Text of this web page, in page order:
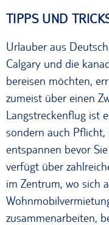
TIPPS UND
Urlauber aus
Calgary und die
bereisen möchten,
zumeist über einen
Langstreckenflug ist
sondern auch Pflicht,
entspannen bevor
verfügt über
im Zentrum, wo sich
zusammenarbeiten,